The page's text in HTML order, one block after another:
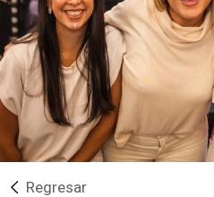
Regresar